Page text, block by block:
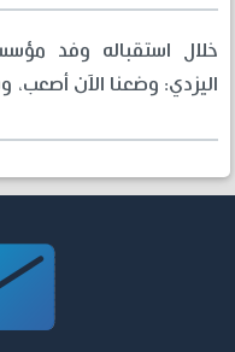
خلال استقباله وفد
اليزدي: وضعنا الآن أصعب،